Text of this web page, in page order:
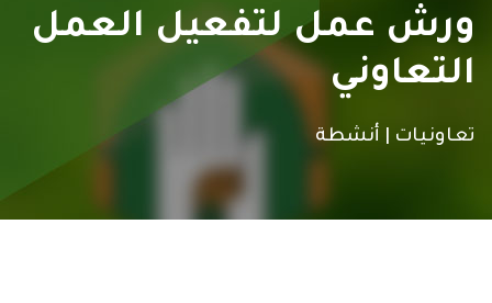
ورش عمل لتفعيل العمل
التعاوني
تعاونيات | أنشطة